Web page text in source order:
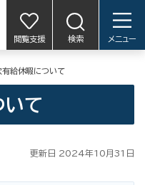
閲覧支援 検索 メニュー
給休暇について
いて
更新日 2024年10月31日